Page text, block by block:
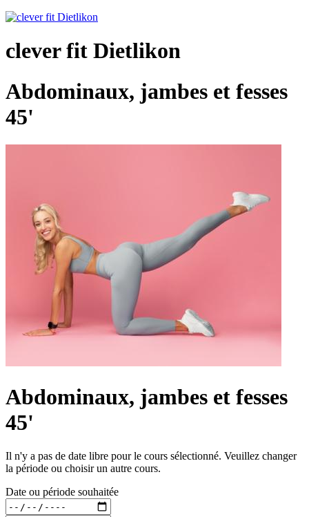
clever fit Dietlikon
Abdominaux, jambes et fesses
45'
Abdominaux, jambes et fesses
45'
Il n'y a pas de date libre pour le cours sélectionné. Veuillez changer
la période ou choisir un autre cours.
Date ou période souhaitée